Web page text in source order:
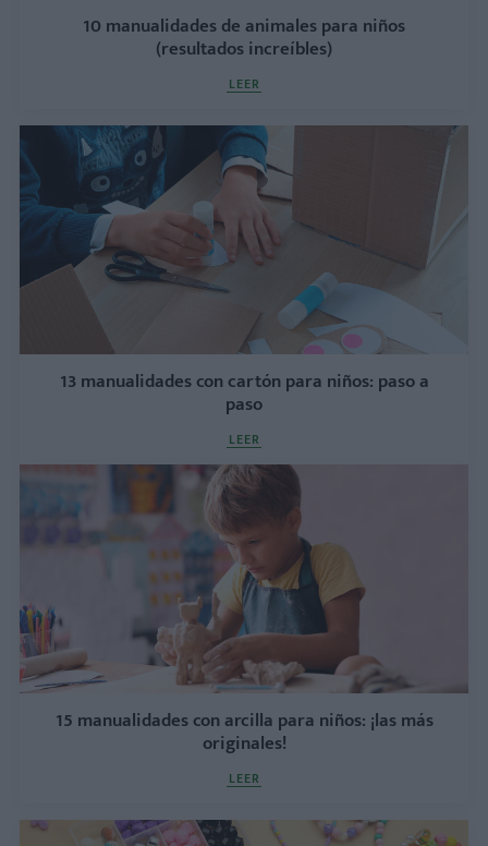
10 manualidades de animales para niños
(resultados increíbles)
LEER
13 manualidades con cartón para niños: paso a
paso
LEER
15 manualidades con arcilla para niños: ¡las más
originales!
LEER